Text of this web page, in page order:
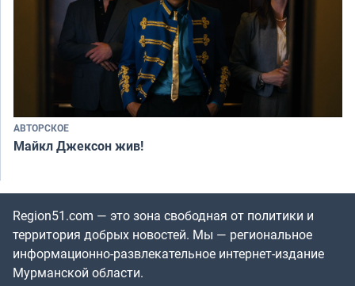
АВТОРСКОЕ
Майкл Джексон жив!
Region51.com — это зона свободная от политики и
территория добрых новостей. Мы — региональное
информационно-развлекательное интернет-издание
Мурманской области.